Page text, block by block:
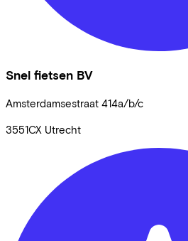
Snel fietsen BV
Amsterdamsestraat 414a/b/c
3551CX Utrecht